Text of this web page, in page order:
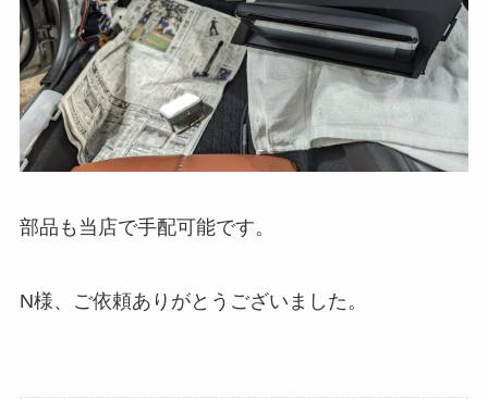
部品も当店で手配可能です。
N様、ご依頼ありがとうございました。